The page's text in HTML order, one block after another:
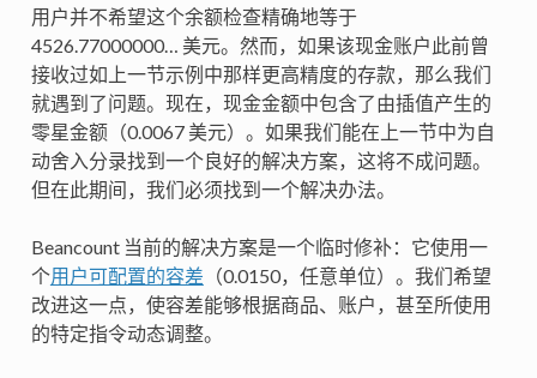
用户并不希望这个余额检查精确地等于
4526.77000000… 美元。然而，如果该现金账户此前曾
接收过如上一节示例中那样更高精度的存款，那么我们
就遇到了问题。现在，现金金额中包含了由插值产生的
零星金额（0.0067 美元）。如果我们能在上一节中为自
动舍入分录找到一个良好的解决方案，这将不成问题。
但在此期间，我们必须找到一个解决办法。
Beancount 当前的解决方案是一个临时修补：它使用一
个用户可配置的容差 （0.0150，任意单位）。我们希望
改进这一点，使容差能够根据商品、账户，甚至所使用
的特定指令动态调整。